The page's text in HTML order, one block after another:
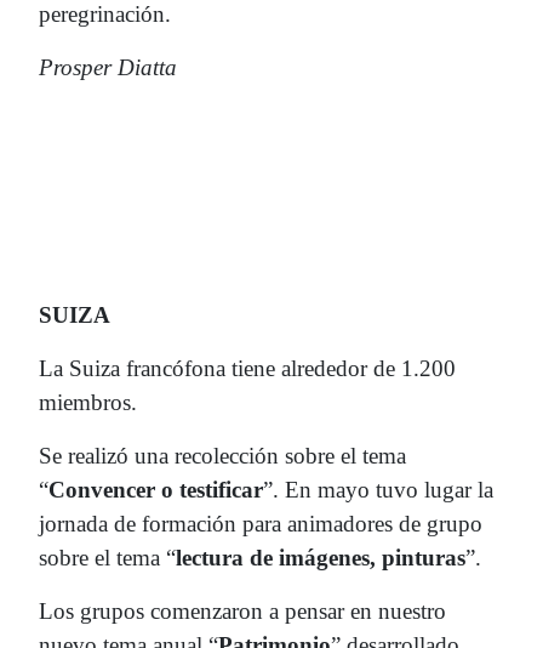
peregrinación.
Prosper Diatta
SUIZA
La Suiza francófona tiene alrededor de 1.200
miembros.
Se realizó una recolección sobre el tema
“Convencer o testificar”. En mayo tuvo lugar la
jornada de formación para animadores de grupo
sobre el tema “lectura de imágenes, pinturas”.
Los grupos comenzaron a pensar en nuestro